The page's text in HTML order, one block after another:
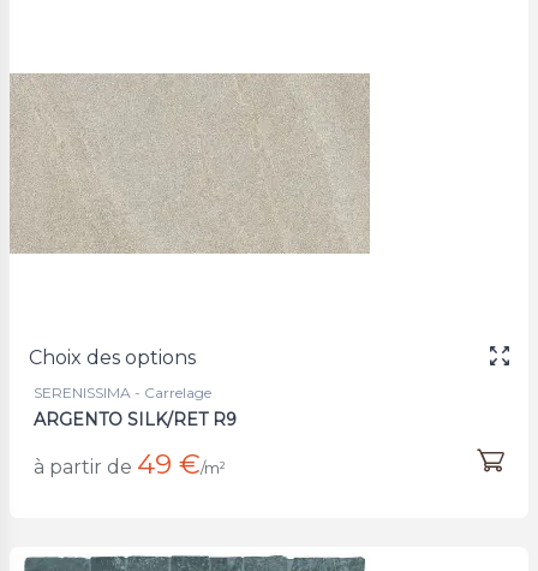
Choix des options
SERENISSIMA - Carrelage
ARGENTO SILK/RET R9
à partir de 49 €/m²